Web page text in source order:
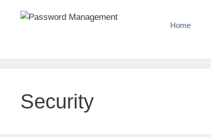
Home
Security